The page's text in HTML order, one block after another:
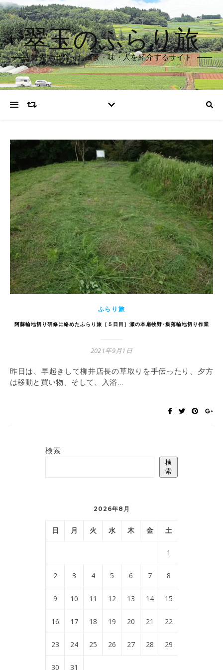
翠玉のふらり旅
旅先で出会った風景・味・人を紹介するサイト
ふらり旅
阿蘇輪地切り研修に絡めたふらり旅［５日目］瀬の本扇牧野･集落輪地切り作業
2021年9月1日
昨日は、早起きして柳井店長の草取りを手伝ったり、夕方
は移動と買い物、そして、入浴…
検索
検
索
2026年8月
日 月 火 水 木 金 土
1
2 3 4 5 6 7 8
9 10 11 12 13 14 15
16 17 18 19 20 21 22
23 24 25 26 27 28 29
30 31